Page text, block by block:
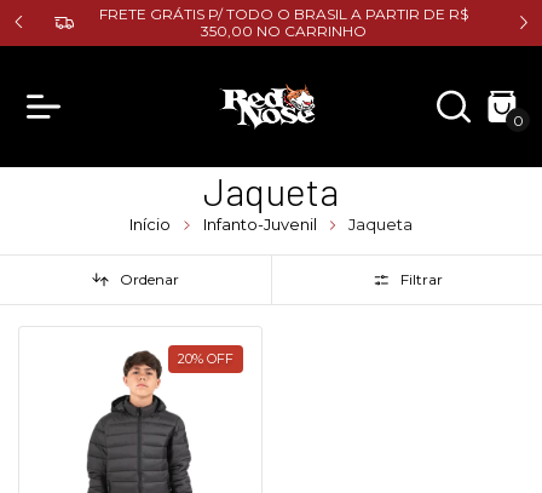
R$
FRETE GRÁTIS P/ TODO O BRASIL A PARTIR DE R$
350,00 NO CARRINHO
0
Jaqueta
Início Infanto-Juvenil Jaqueta
Ordenar Filtrar
20% OFF